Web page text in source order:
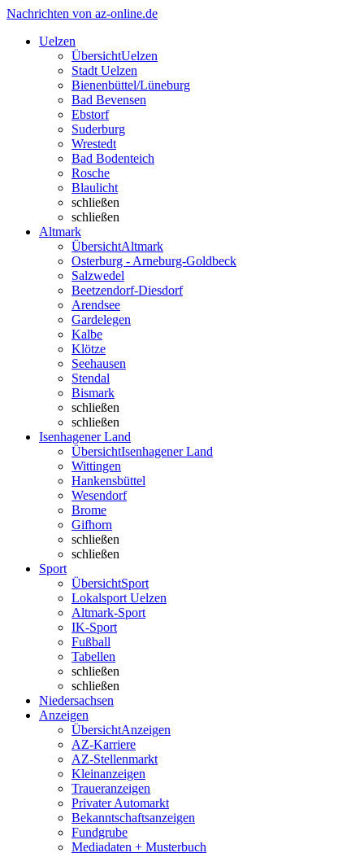
Nachrichten von az-online.de
Uelzen
ÜbersichtUelzen
Stadt Uelzen
Bienenbüttel/Lüneburg
Bad Bevensen
Ebstorf
Suderburg
Wrestedt
Bad Bodenteich
Rosche
Blaulicht
schließen
schließen
Altmark
ÜbersichtAltmark
Osterburg - Arneburg-Goldbeck
Salzwedel
Beetzendorf-Diesdorf
Arendsee
Gardelegen
Kalbe
Klötze
Seehausen
Stendal
Bismark
schließen
schließen
Isenhagener Land
ÜbersichtIsenhagener Land
Wittingen
Hankensbüttel
Wesendorf
Brome
Gifhorn
schließen
schließen
Sport
ÜbersichtSport
Lokalsport Uelzen
Altmark-Sport
IK-Sport
Fußball
Tabellen
schließen
schließen
Niedersachsen
Anzeigen
ÜbersichtAnzeigen
AZ-Karriere
AZ-Stellenmarkt
Kleinanzeigen
Traueranzeigen
Privater Automarkt
Bekanntschaftsanzeigen
Fundgrube
Mediadaten + Musterbuch